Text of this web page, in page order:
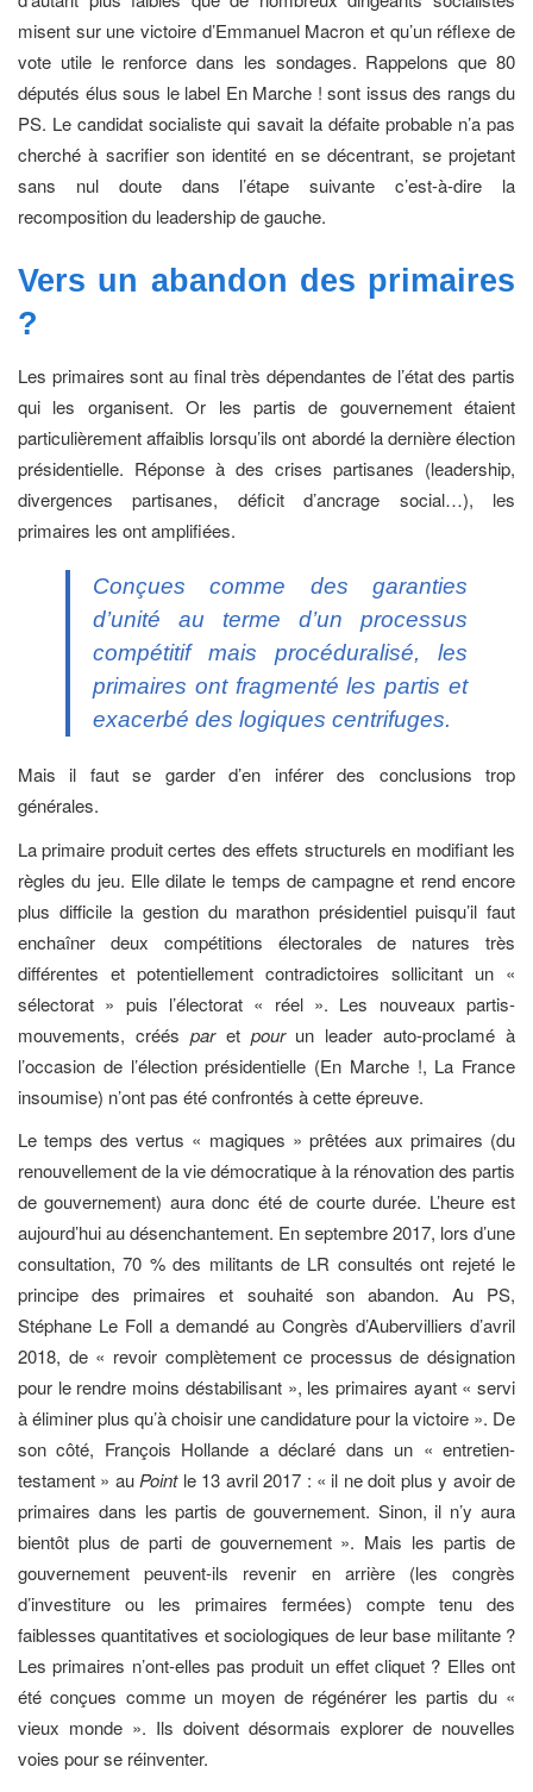
misent sur une victoire d’Emmanuel Macron et qu’un réflexe de
vote utile le renforce dans les sondages. Rappelons que 80
députés élus sous le label En Marche ! sont issus des rangs du
PS. Le candidat socialiste qui savait la défaite probable n’a pas
cherché à sacrifier son identité en se décentrant, se projetant
sans nul doute dans l’étape suivante c’est-à-dire la
recomposition du leadership de gauche.
Vers un abandon des primaires
?
Les primaires sont au final très dépendantes de l’état des partis
qui les organisent. Or les partis de gouvernement étaient
particulièrement affaiblis lorsqu’ils ont abordé la dernière élection
présidentielle. Réponse à des crises partisanes (leadership,
divergences partisanes, déficit d’ancrage social…), les
primaires les ont amplifiées.
Conçues comme des garanties
d’unité au terme d’un processus
compétitif mais procéduralisé, les
primaires ont fragmenté les partis et
exacerbé des logiques centrifuges.
Mais il faut se garder d’en inférer des conclusions trop
générales.
La primaire produit certes des effets structurels en modifiant les
règles du jeu. Elle dilate le temps de campagne et rend encore
plus difficile la gestion du marathon présidentiel puisqu’il faut
enchaîner deux compétitions électorales de natures très
différentes et potentiellement contradictoires sollicitant un «
sélectorat » puis l’électorat « réel ». Les nouveaux partis-
mouvements, créés paret pour un leader auto-proclamé à
l’occasion de l’élection présidentielle (En Marche !, La France
insoumise) n’ont pas été confrontés à cette épreuve.
Le temps des vertus « magiques » prêtées aux primaires (du
renouvellement de la vie démocratique à la rénovation des partis
de gouvernement) aura donc été de courte durée. L’heure est
aujourd’hui au désenchantement. En septembre 2017, lors d’une
consultation, 70 % des militants de LR consultés ont rejeté le
principe des primaires et souhaité son abandon. Au PS,
Stéphane Le Foll a demandé au Congrès d’Aubervilliers d’avril
2018, de « revoir complètement ce processus de désignation
pour le rendre moins déstabilisant », les primaires ayant « servi
à éliminer plus qu’à choisir une candidature pour la victoire ». De
son côté, François Hollande a déclaré dans un « entretien-
testament » au Pointle 13 avril 2017 : « il ne doit plus y avoir de
primaires dans les partis de gouvernement. Sinon, il n’y aura
bientôt plus de parti de gouvernement ». Mais les partis de
gouvernement peuvent-ils revenir en arrière (les congrès
d’investiture ou les primaires fermées) compte tenu des
faiblesses quantitatives et sociologiques de leur base militante ?
Les primaires n’ont-elles pas produit un effet cliquet ? Elles ont
été conçues comme un moyen de régénérer les partis du «
vieux monde ». Ils doivent désormais explorer de nouvelles
voies pour se réinventer.